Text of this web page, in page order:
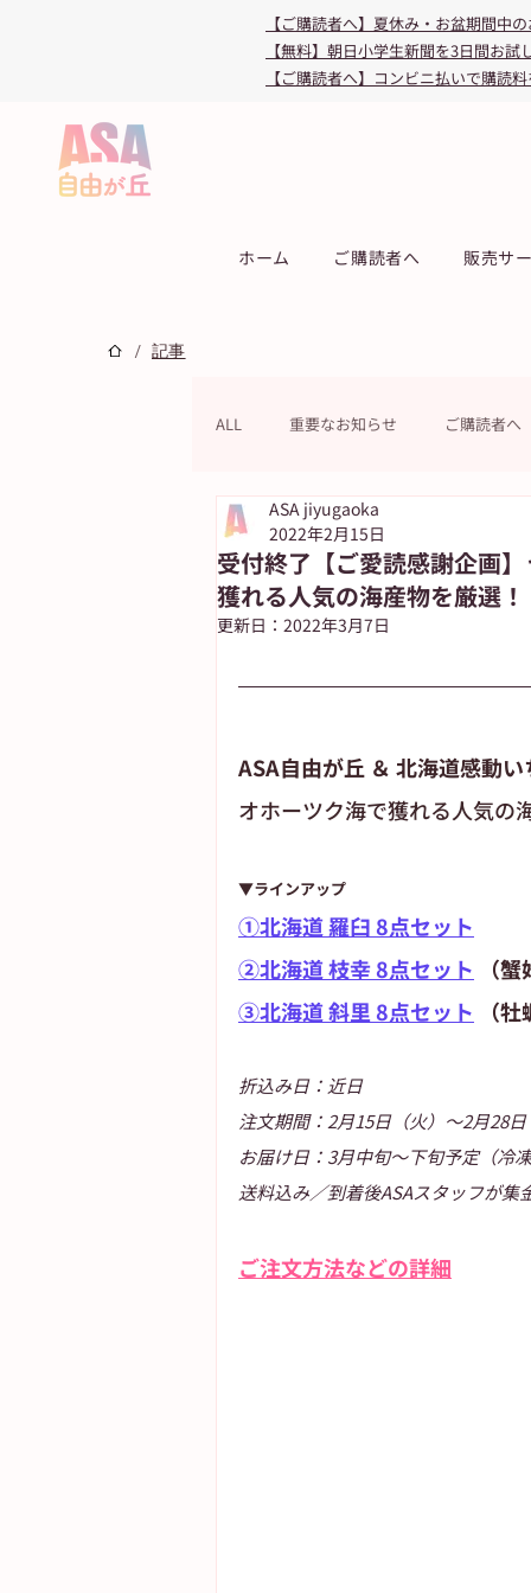
【ご購読者へ】夏休み・お盆期間中
【無料】朝日小学生新聞を3日間お試
【ご購読者へ】コンビニ払いで購読
ホーム ご購読者へ 販売サ
/ 記事
ALL 重要なお知らせ ご購読者へ
連載 教育・受験
朝日新聞出版 ASUN jiyugaok
受付終了【ご愛読感謝企画
獲れる人気の海産物を厳選！
ASA jiyugaoka
2022年2月15日
更新日： 2022年3月7日
ASA自由が丘 ＆ 北海道感動い
オホーツク海で獲れる人気の
▼ラインアップ
①北海道 羅臼 8点セット
②北海道 枝幸 8点セット （
③北海道 斜里 8点セット （
折込み日：近日
注文期間：2月15日（火）〜2月28
お届け日：3月中旬〜下旬予定（冷
送料込み／到着後ASAスタッフが
ご注文方法などの詳細